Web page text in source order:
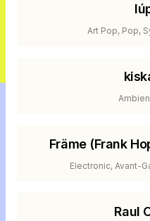
Art Pop, Pop,
Främe (Frank
Electronic, Avant-
Raul